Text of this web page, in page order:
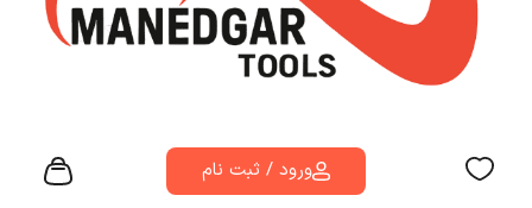
ورود / ثبت نام